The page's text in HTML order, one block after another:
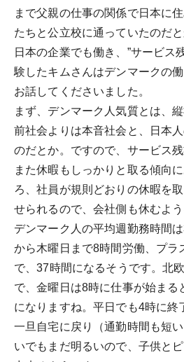
まで父親の仕事の関係で日本に
たちと公立校に通っていたのだと
日本の企業でも働き、”サービス
験したキムさんはデンマークの
お話してくださいました。
まず、デンマーク人気質とは、
前社会よりは本音社会と、日本
のだとか。ですので、サービス
また休暇もしっかりと取る傾向
ろ、社員が規則どおりの休暇を
せられるので、会社側も休むよう
デンマーク人の平均週勤務時間
から木曜日まで8時間労働、プラ
で、37時間になるそうです。北
で、金曜日は8時に仕事が始まる
になりますね。平日でも4時に終
一旦自宅に戻り（通勤時間も短
いでもまだ明るいので、子供と